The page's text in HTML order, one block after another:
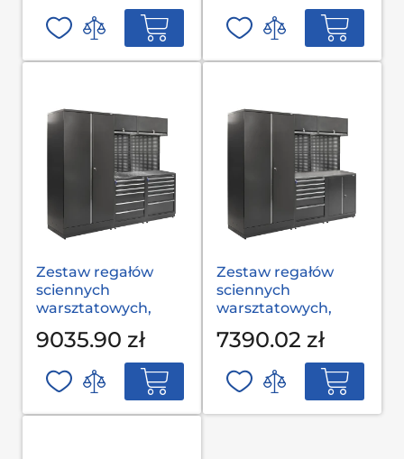
Zestaw regałów
sciennych
warsztatowych,
L-03-001 S op
9035.90 zł
Zestaw regałów
sciennych
warsztatowych,
L-03-002 G(2,0) op
7390.02 zł